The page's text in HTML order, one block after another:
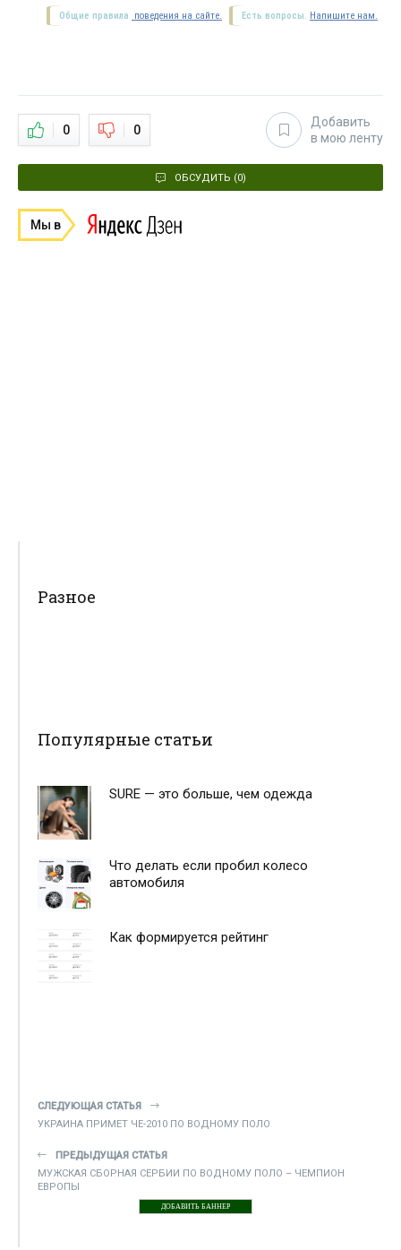
Есть вопросы. Напишите нам.
Общие правила поведения на сайте.
0 0
Добавить
в мою ленту
ОБСУДИТЬ (0)
Мы в
Разное
Популярные статьи
SURE — это больше, чем одежда
Что делать если пробил колесо
автомобиля
Как формируется рейтинг
СЛЕДУЮЩАЯ СТАТЬЯ
УКРАИНА ПРИМЕТ ЧЕ-2010 ПО ВОДНОМУ ПОЛО
ПРЕДЫДУЩАЯ СТАТЬЯ
МУЖСКАЯ СБОРНАЯ СЕРБИИ ПО ВОДНОМУ ПОЛО – ЧЕМПИОН
ЕВРОПЫ
ДОБАВИТЬ БАННЕР